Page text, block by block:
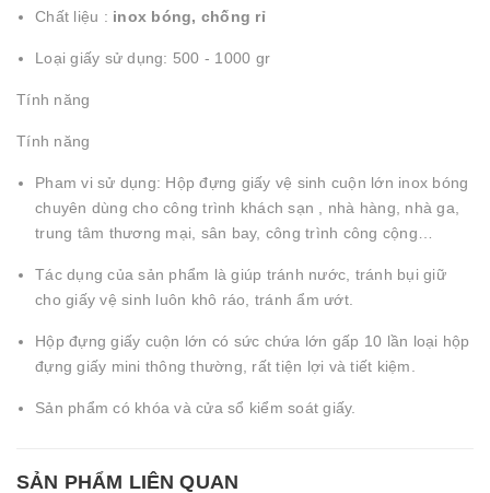
Chất liệu : inox bóng, chống rỉ
Loại giấy sử dụng: 500 - 1000 gr
Tính năng
Tính năng
Pham vi sử dụng: Hộp đựng giấy vệ sinh cuộn lớn inox bóng
chuyên dùng cho công trình khách sạn , nhà hàng, nhà ga,
trung tâm thương mại, sân bay, công trình công cộng…
Tác dụng của sản phẩm là giúp tránh nước, tránh bụi giữ
cho giấy vệ sinh luôn khô ráo, tránh ẩm ướt.
Hộp đựng giấy cuộn lớn có sức chứa lớn gấp 10 lần loại hộp
đựng giấy mini thông thường, rất tiện lợi và tiết kiệm.
Sản phẩm có khóa và cửa sổ kiểm soát giấy.
SẢN PHẨM LIÊN QUAN